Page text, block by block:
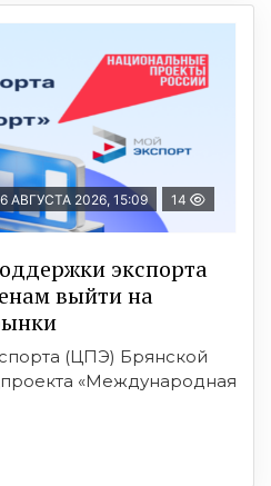
6 АВГУСТА 2026, 15:09 14
экспорта
выйти на
(ЦПЭ) Брянской
«Международная